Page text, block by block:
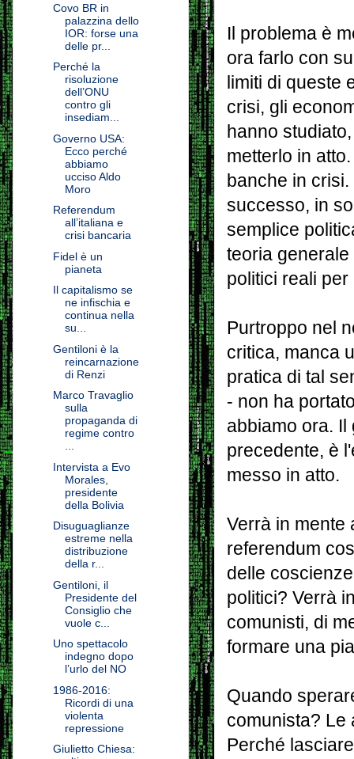
Il problema è
ora farlo con
limiti di queste
crisi, gli
hanno
metterlo in
banche in
successo, in
semplice
teoria
politici reali
Purtroppo nel
critica, manca
pratica di tal
- non ha
abbiamo ora.
precedente, è
messo in atto.
Verrà in mente
referendum
delle
politici? Verrà
comunisti, di
formare una
Quando
comunista? Le
Perché
Covo BR in
palazzina dello
IOR: forse una
delle pr...
Perché la
risoluzione
dell’ONU
contro gli
insediam...
Governo USA:
Ecco perché
abbiamo
ucciso Aldo
Moro
Referendum
all’italiana e
crisi bancaria
Fidel è un
pianeta
Il capitalismo se
ne infischia e
continua nella
su...
Gentiloni è la
reincarnazione
di Renzi
Marco Travaglio
sulla
propaganda di
regime contro
...
Intervista a Evo
Morales,
presidente
della Bolivia
Disuguaglianze
estreme nella
distribuzione
della r...
Gentiloni, il
Presidente del
Consiglio che
vuole c...
Uno spettacolo
indegno dopo
l’urlo del NO
1986-2016:
Ricordi di una
violenta
repressione
Giulietto Chiesa: